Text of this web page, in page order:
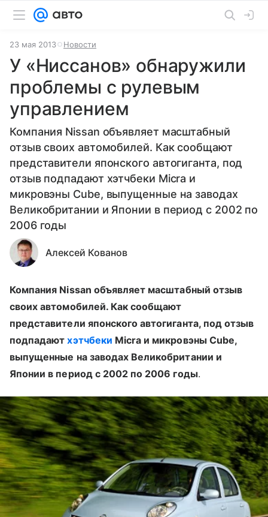
23 мая 2013 Новости
У «Ниссанов» обнаружили
проблемы с рулевым
управлением
Компания Nissan объявляет масштабный
отзыв своих автомобилей. Как сообщают
представители японского автогиганта, под
отзыв подпадают хэтчбеки Micra и
микровэны Cube, выпущенные на заводах
Великобритании и Японии в период с 2002 по
2006 годы
Алексей Кованов
Компания Nissan объявляет масштабный отзыв
своих автомобилей. Как сообщают
представители японского автогиганта, под отзыв
подпадаютхэтчбеки Micra и микровэны Cube,
выпущенные на заводах Великобритании и
Японии в период с 2002 по 2006 годы.